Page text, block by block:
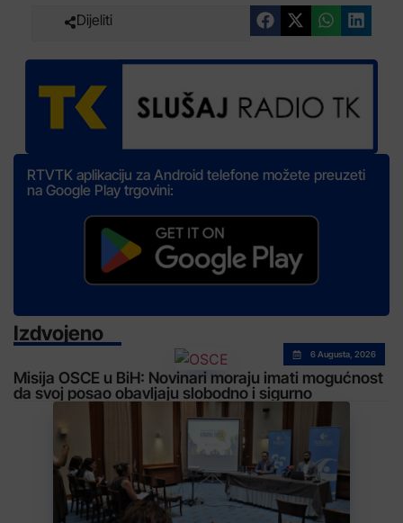
Dijeliti
RTVTK aplikaciju za Android telefone možete preuzeti
na Google Play trgovini:
Izdvojeno
6 Augusta, 2026
Misija OSCE u BiH: Novinari moraju imati mogućnost
da svoj posao obavljaju slobodno i sigurno